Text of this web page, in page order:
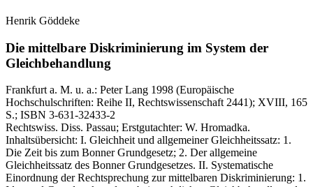
Henrik Göddeke
Die mittelbare Diskriminierung im System der
Gleichbehandlung
Frankfurt a. M. u. a.: Peter Lang 1998 (Europäische
Hochschulschriften: Reihe II, Rechtswissenschaft 2441); XVIII, 165
S.; ISBN 3-631-32433-2
Rechtswiss. Diss. Passau; Erstgutachter: W. Hromadka.
Inhaltsübersicht: I. Gleichheit und allgemeiner Gleichheitssatz: 1.
Die Zeit bis zum Bonner Grundgesetz; 2. Der allgemeine
Gleichheitssatz des Bonner Grundgesetzes. II. Systematische
Einordnung der Rechtsprechung zur mittelbaren Diskriminierung: 1.